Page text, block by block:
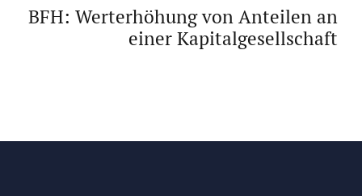
BFH: Werterhöhung von Anteilen an
einer Kapitalgesellschaft